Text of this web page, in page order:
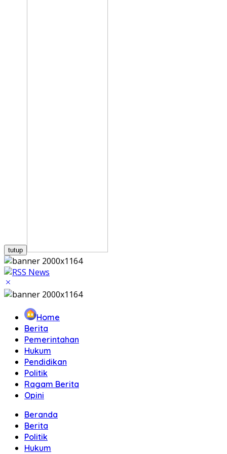
tutup
Home
Berita
Pemerintahan
Hukum
Pendidikan
Politik
Ragam Berita
Opini
Beranda
Berita
Politik
Hukum